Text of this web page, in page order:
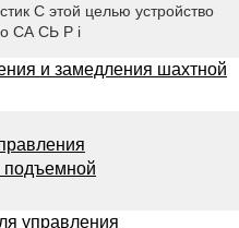
С этой целью устройство
о СА СЬ Р i
и замедления шахтной
подъемной
управления